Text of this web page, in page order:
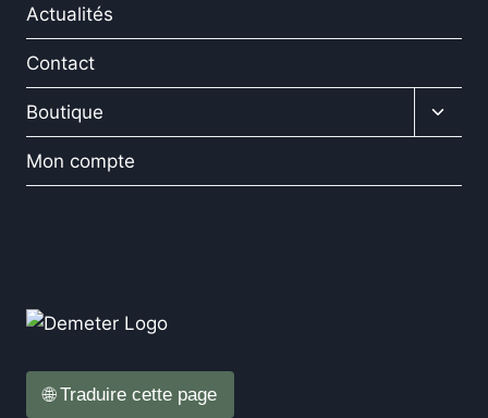
Actualités
Contact
Boutique
le
Mon compte
🌐 Traduire cette page